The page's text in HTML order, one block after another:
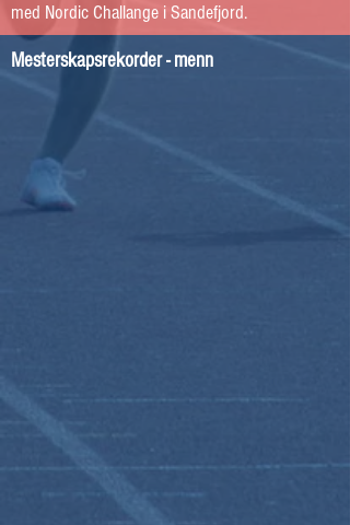
med Nordic Challange i Sandefjord.
Mesterskapsrekorder - menn